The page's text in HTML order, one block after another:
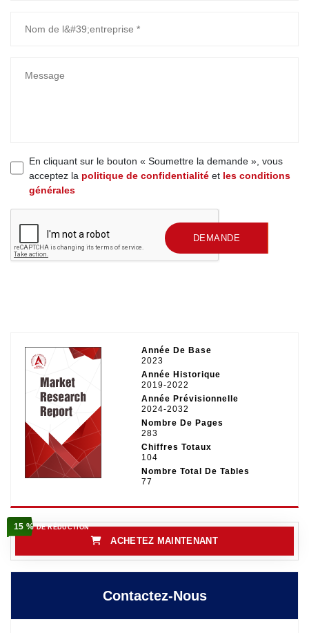
En cliquant sur le bouton « Soumettre la demande », vous
acceptez la politique de confidentialité et les conditions
générales
SOUMETTRE UNE DEMANDE
Année De Base
2023
Année Historique
2019-2022
Année Prévisionnelle
2024-2032
Nombre De Pages
283
Chiffres Totaux
104
Nombre Total De Tables
77
15 %DE RÉDUCTION
ACHETEZ MAINTENANT
Contactez-Nous